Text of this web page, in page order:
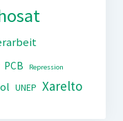
PCB Repression
UNEP Xarelto